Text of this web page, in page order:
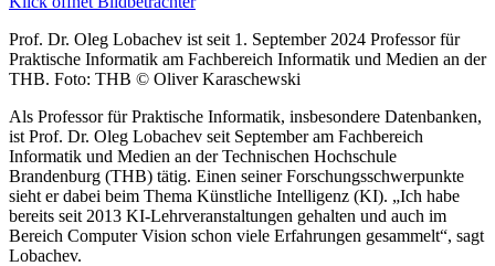
Prof. Dr. Oleg Lobachev ist seit 1. September 2024 Professor für
Praktische Informatik am Fachbereich Informatik und Medien an der
THB. Foto: THB © Oliver Karaschewski
Als Professor für Praktische Informatik, insbesondere Datenbanken,
ist Prof. Dr. Oleg Lobachev seit September am Fachbereich
Informatik und Medien an der Technischen Hochschule
Brandenburg (THB) tätig. Einen seiner Forschungsschwerpunkte
sieht er dabei beim Thema Künstliche Intelligenz (KI). „Ich habe
bereits seit 2013 KI-Lehrveranstaltungen gehalten und auch im
Bereich Computer Vision schon viele Erfahrungen gesammelt“, sagt
Lobachev.